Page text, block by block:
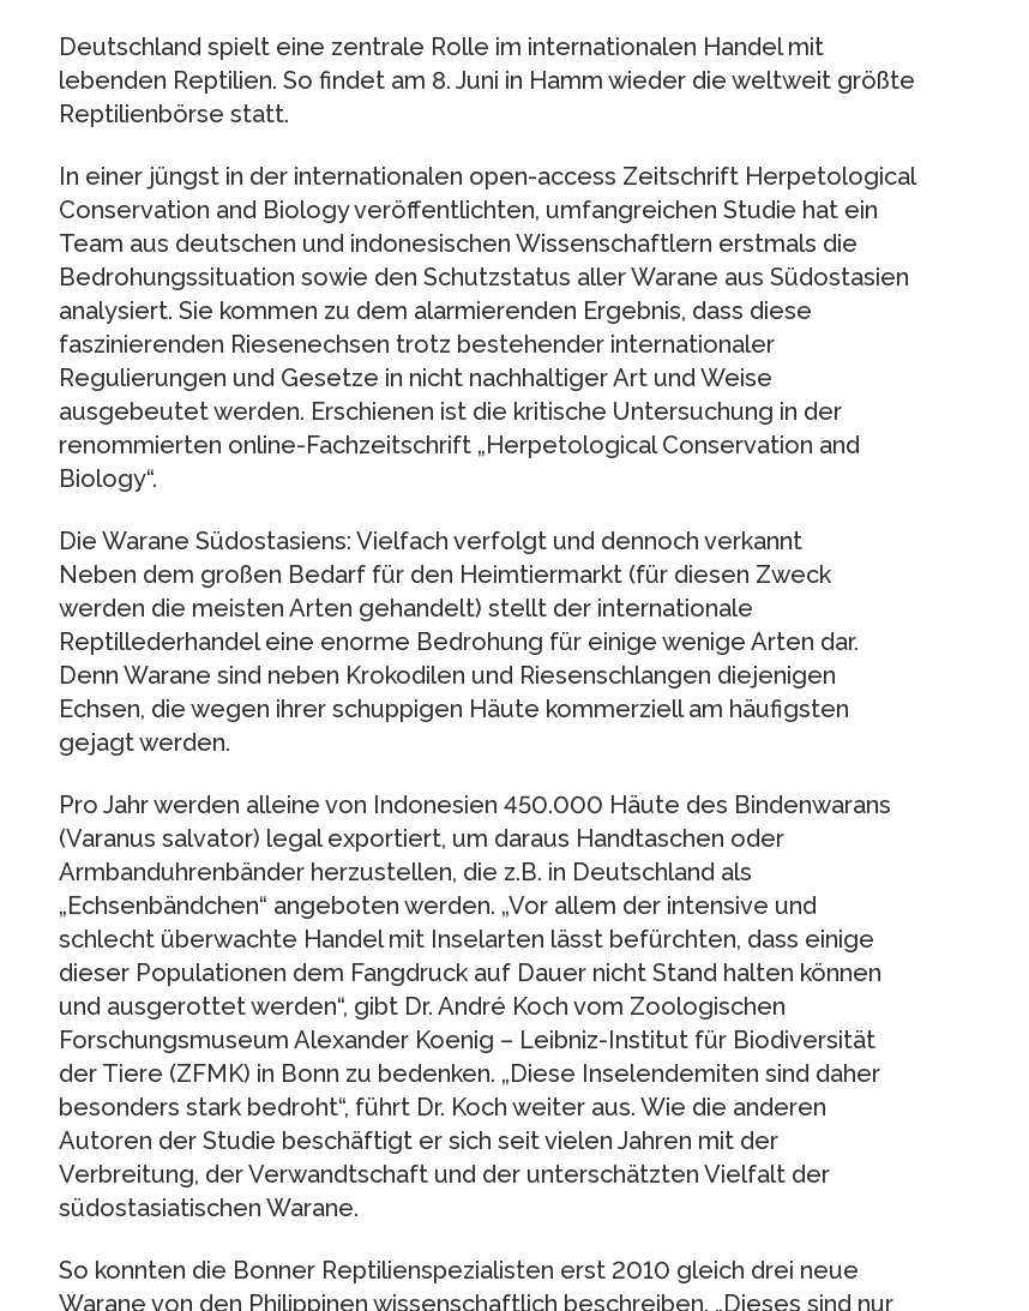
Deutschland spielt eine zentrale Rolle im internationalen Handel mit
lebenden Reptilien. So findet am 8. Juni in Hamm wieder die weltweit größte
Reptilienbörse statt.
In einer jüngst in der internationalen open-access Zeitschrift Herpetological
Conservation and Biology veröffentlichten, umfangreichen Studie hat ein
Team aus deutschen und indonesischen Wissenschaftlern erstmals die
Bedrohungssituation sowie den Schutzstatus aller Warane aus Südostasien
analysiert. Sie kommen zu dem alarmierenden Ergebnis, dass diese
faszinierenden Riesenechsen trotz bestehender internationaler
Regulierungen und Gesetze in nicht nachhaltiger Art und Weise
ausgebeutet werden. Erschienen ist die kritische Untersuchung in der
renommierten online-Fachzeitschrift „Herpetological Conservation and
Biology“.
Die Warane Südostasiens: Vielfach verfolgt und dennoch verkannt
Neben dem großen Bedarf für den Heimtiermarkt (für diesen Zweck
werden die meisten Arten gehandelt) stellt der internationale
Reptillederhandel eine enorme Bedrohung für einige wenige Arten dar.
Denn Warane sind neben Krokodilen und Riesenschlangen diejenigen
Echsen, die wegen ihrer schuppigen Häute kommerziell am häufigsten
gejagt werden.
Pro Jahr werden alleine von Indonesien 450.000 Häute des Bindenwarans
(Varanus salvator) legal exportiert, um daraus Handtaschen oder
Armbanduhrenbänder herzustellen, die z.B. in Deutschland als
„Echsenbändchen“ angeboten werden. „Vor allem der intensive und
schlecht überwachte Handel mit Inselarten lässt befürchten, dass einige
dieser Populationen dem Fangdruck auf Dauer nicht Stand halten können
und ausgerottet werden“, gibt Dr. André Koch vom Zoologischen
Forschungsmuseum Alexander Koenig – Leibniz-Institut für Biodiversität
der Tiere (ZFMK) in Bonn zu bedenken. „Diese Inselendemiten sind daher
besonders stark bedroht“, führt Dr. Koch weiter aus. Wie die anderen
Autoren der Studie beschäftigt er sich seit vielen Jahren mit der
Verbreitung, der Verwandtschaft und der unterschätzten Vielfalt der
südostasiatischen Warane.
So konnten die Bonner Reptilienspezialisten erst 2010 gleich drei neue
Warane von den Philippinen wissenschaftlich beschreiben. „Dieses sind nur